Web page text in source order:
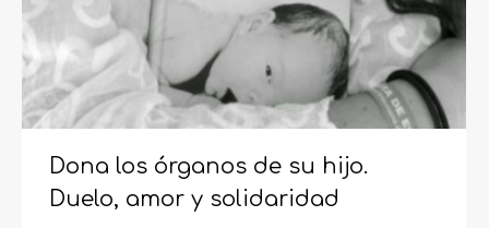
Dona los órganos de su hijo.
Duelo, amor y solidaridad